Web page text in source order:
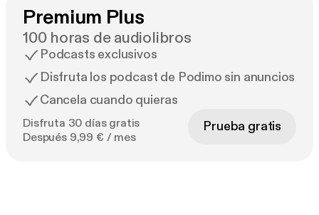
Premium Plus
100 horas de audiolibros
Podcasts exclusivos
Disfruta los podcast de Podimo sin anuncios
Cancela cuando quieras
Disfruta 30 días gratis
Después 9,99 € / mes
Prueba gratis